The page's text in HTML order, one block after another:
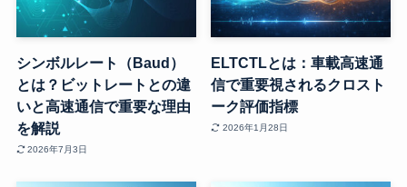
シンボルレート（Baud）
とは？ビットレートとの違
いと高速通信で重要な理由
を解説
2026年7月3日
ELTCTLとは：車載高速通
信で重要視されるクロスト
ーク評価指標
2026年1月28日